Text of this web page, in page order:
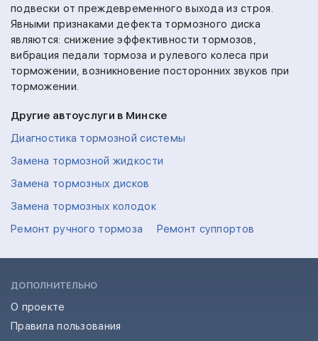
подвески от преждевременного выхода из строя.
Явными признаками дефекта тормозного диска
являются: снижение эффективности тормозов,
вибрация педали тормоза и рулевого колеса при
торможении, возникновение посторонних звуков при
торможении.
Другие автоуслуги в Минске
Диагностика тормозной системы
Замена тормозной жидкости
Замена тормозных дисков
Замена тормозных колодок
Ремонт ручного тормоза
Ремонт суппортов
ДОПОЛНИТЕЛЬНО
О проекте
Правила пользования